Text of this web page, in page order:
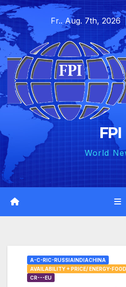
Skip
to
content
Fr.. Aug. 7th, 2026
FPI
World
A-C-RIC-RUSSIAINDIACHINA
AVAILABILITY + PRICE/ ENERGY-
CR---EU